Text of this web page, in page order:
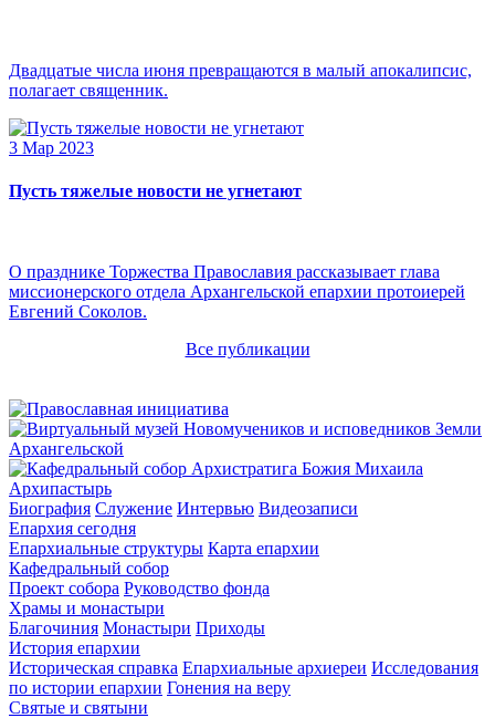
Двадцатые числа июня превращаются в малый апокалипсис,
полагает священник.
3 Мар 2023
Пусть тяжелые новости не угнетают
О празднике Торжества Православия рассказывает глава
миссионерского отдела Архангельской епархии протоиерей
Евгений Соколов.
Все публикации
Архипастырь
Биография Служение Интервью Видеозаписи
Епархия сегодня
Епархиальные структуры Карта епархии
Кафедральный собор
Проект собора Руководство фонда
Храмы и монастыри
Благочиния Монастыри Приходы
История епархии
Историческая справка Епархиальные архиереи Исследования
по истории епархии Гонения на веру
Святые и святыни